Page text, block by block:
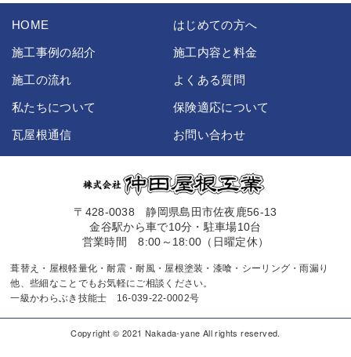
HOME はじめての方へ
施工事例の紹介 施工内容と料金
施工の流れ よくある質問
私たちについて 保険適応について
瓦屋根通信 お問い合わせ
〒428-0038 静岡県島田市佐夜鹿56-13
金谷駅から車で10分・駐車場10台
営業時間 8:00～18:00（日曜定休）
葺替え・屋根軽量化・耐震・耐風・屋根塗装・漆喰・シーリング・雨漏り
他、些細なことでもお気軽にご相談ください。
一級かわらぶき技能士 16-039-22-0002号
Copyright © 2021 Nakada-yane All rights reserved.